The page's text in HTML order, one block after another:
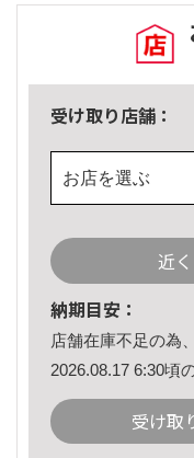
受け取り店舗：
お店を選ぶ
近
納期目安：
店舗在庫不足の為
2026.08.17 6:30頃
受け取